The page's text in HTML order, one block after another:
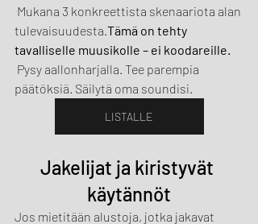
Mukana 3 konkreettista skenaariota alan
tulevaisuudesta.Tämä on tehty
tavalliselle muusikolle – ei koodareille.
Pysy aallonharjalla. Tee parempia
päätöksiä. Säilytä oma soundisi.
LISTALLE
Jakelijat ja kiristyvät
käytännöt
Jos mietitään alustoja, jotka jakavat